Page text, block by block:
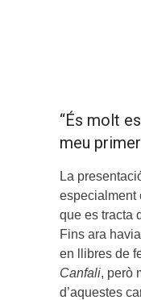
“És molt
meu
La
especialment
que es tracta
Fins ara
en llibres de
Canfali, però
d’aquestes